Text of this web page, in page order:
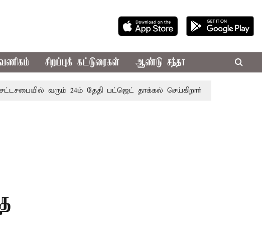
சிறப்புக் கட்டுரைகள் ஆண்டு சந்தா
வரும் 24ம் தேதி பட்ஜெட் தாக்கல் செய்கிறார் முதல்-அமைச்சர்